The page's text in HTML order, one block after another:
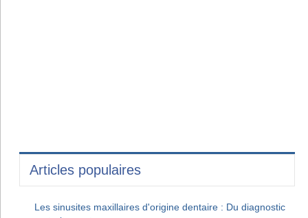
Articles populaires
Les sinusites maxillaires d'origine dentaire : Du diagnostic